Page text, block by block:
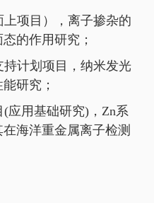
项目），离子掺杂的
的作用研究；
计划项目，纳米发光
研究；
(应用基础研究)， Zn系
海洋重金属离子检测